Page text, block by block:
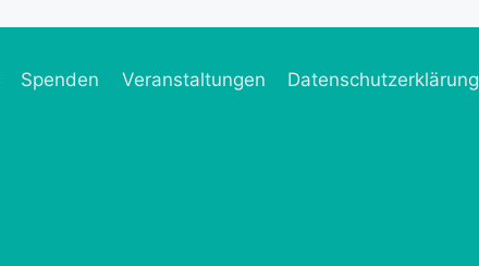
Spenden Veranstaltungen Datenschutzerklärung